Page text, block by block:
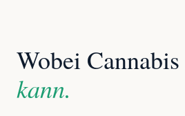
Wobei Cannabis
kann.